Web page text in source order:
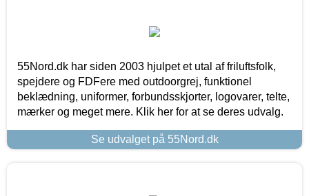
55Nord.dk har siden 2003 hjulpet et utal af friluftsfolk,
spejdere og FDFere med outdoorgrej, funktionel
beklædning, uniformer, forbundsskjorter, logovarer, telte,
mærker og meget mere. Klik her for at se deres udvalg.
Se udvalget på 55Nord.dk